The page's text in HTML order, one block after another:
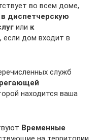
во всем доме,
диспетчерскую
или к
, если дом входит в
служб
находится ваша
Временные